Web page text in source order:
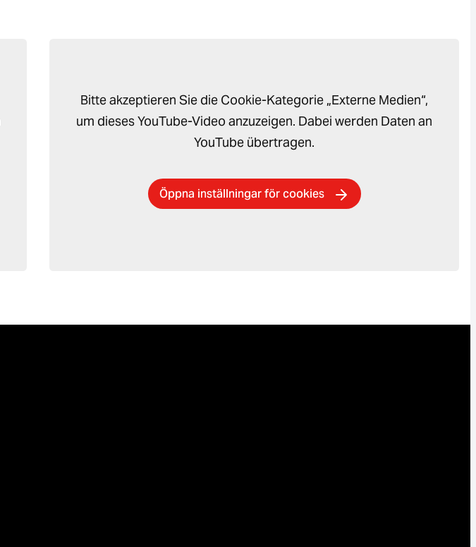
Bitte akzeptieren Sie die Cookie-Kategorie „Externe Medien“,
um dieses YouTube-Video anzuzeigen. Dabei werden Daten an
YouTube übertragen.
Öppna inställningar för cookies